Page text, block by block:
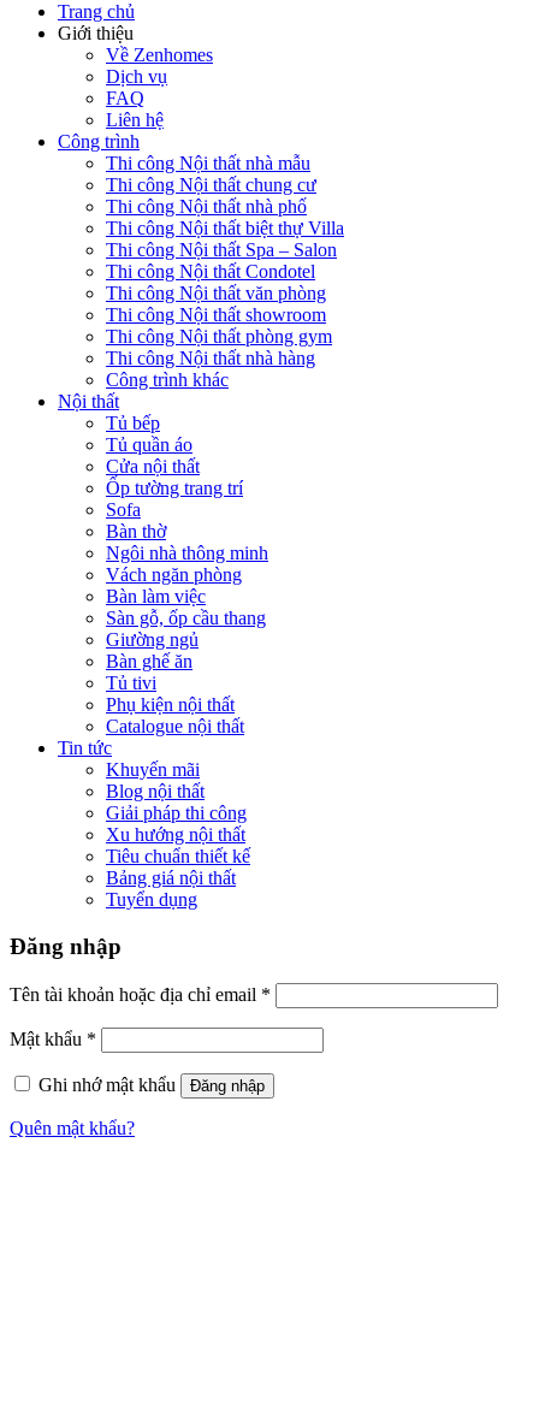
Trang chủ
Giới thiệu
Về Zenhomes
Dịch vụ
FAQ
Liên hệ
Công trình
Thi công Nội thất nhà mẫu
Thi công Nội thất chung cư
Thi công Nội thất nhà phố
Thi công Nội thất biệt thự Villa
Thi công Nội thất Spa – Salon
Thi công Nội thất Condotel
Thi công Nội thất văn phòng
Thi công Nội thất showroom
Thi công Nội thất phòng gym
Thi công Nội thất nhà hàng
Công trình khác
Nội thất
Tủ bếp
Tủ quần áo
Cửa nội thất
Ốp tường trang trí
Sofa
Bàn thờ
Ngôi nhà thông minh
Vách ngăn phòng
Bàn làm việc
Sàn gỗ, ốp cầu thang
Giường ngủ
Bàn ghế ăn
Tủ tivi
Phụ kiện nội thất
Catalogue nội thất
Tin tức
Khuyến mãi
Blog nội thất
Giải pháp thi công
Xu hướng nội thất
Tiêu chuẩn thiết kế
Bảng giá nội thất
Tuyển dụng
Đăng nhập
Tên tài khoản hoặc địa chỉ email *
Mật khẩu *
Ghi nhớ mật khẩu Đăng nhập
Quên mật khẩu?